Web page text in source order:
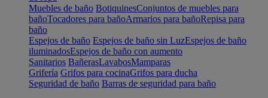
Muebles de baño BotiquinesConjuntos de muebles para
bañoTocadores para bañoArmarios para bañoRepisa para
baño
Espejos de baño Espejos de baño sin LuzEspejos de baño
iluminadosEspejos de baño con aumento
Sanitarios BañerasLavabosMamparas
Grifería Grifos para cocinaGrifos para ducha
Seguridad de baño Barras de seguridad para baño